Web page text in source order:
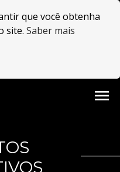
que você obtenha
site. Saber mais
menu